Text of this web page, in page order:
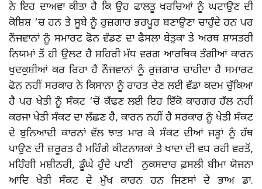
ਨੇ ਇਹ ਦਾਅਵਾ ਕੀਤਾ ਹੈ ਕਿ ਉਹ ਫਾਲਤੂ ਖਰਚਿਆਂ ਨੂੰ ਘਟਾਉਣ ਦੀ
ਕੋਸ਼ਿਸ਼ ‘ਚ ਹਨ ਤੇ ਸੂਬੇ ਨੂੰ ਰੁਜ਼ਗਾਰ ਭਰਪੂਰ ਬਣਾਉਣਾ ਚਾਹੁੰਦੇ ਹਨ ਪਰ
ਨੌਜਵਾਨਾਂ ਨੂੰ ਸਮਾਰਟ ਫੋਨ ਵੰਡਣ ਦਾ ਫੈਸਲਾ ਬੇਤੁਕਾ ਤੇ ਅਰਥ ਸ਼ਾਸਤਰੀ
ਨਿਯਮਾਂ ਤੋਂ ਹੀ ਉਲਟ ਹੈ ਸ਼ਹਿਰੀ ਮੱਧ ਵਰਗ ਆਰਥਿਕ ਤੰਗੀਆਂ ਕਾਰਨ
ਖੁਦਕੁਸ਼ੀਆਂ ਕਰ ਰਿਹਾ ਹੈ ਨੌਜਵਾਨਾਂ ਨੂੰ ਰੁਜ਼ਗਾਰ ਚਾਹੀਦਾ ਹੈ ਸਮਾਰਟ
ਫੋਨ ਨਹੀਂ ਸਰਕਾਰ ਨੇ ਕਿਸਾਨਾਂ ਨੂੰ ਰਾਹਤ ਦੇਣ ਲਈ ਵੱਡਾ ਕਦਮ ਚੁੱਕਿਆ
ਹੈ ਪਰ ਖੇਤੀ ਨੂੰ ਸੰਕਟ ‘ਚੋਂ ਕੱਢਣ ਲਈ ਇਹ ਇੱਕੋ ਕਾਰਗਰ ਹੱਲ ਨਹੀਂ
ਕਰਜਾ ਖੇਤੀ ਸੰਕਟ ਦਾ ਲੱਛਣ ਹੈ, ਕਾਰਨ ਨਹੀਂ ਹੈ ਸਰਕਾਰ ਨੂੰ ਖੇਤੀ ਸੰਕਟ
ਦੇ ਬੁਨਿਆਦੀ ਕਾਰਨਾਂ ਵੱਲ ਝਾਤ ਮਾਰ ਕੇ ਸੰਕਟ ਦੀਆਂ ਜੜ੍ਹਾਂ ਨੂੰ ਹੱਥ
ਪਾਉਣ ਦੀ ਜ਼ਰੂਰਤ ਹੈ ਮਹਿੰਗੇ ਕੀਟਨਾਸ਼ਕਾਂ ਤੇ ਖਾਦਾਂ ਦੀ ਵਧ ਰਹੀ ਵਰਤੋਂ,
ਮਹਿੰਗੀ ਮਸ਼ੀਨਰੀ, ਡੂੰਘੇ ਹੁੰਦੇ ਪਾਣੀ ਨੁਕਸਦਾਰ ਫ਼ਸਲੀ ਬੀਮਾ ਯੋਜਨਾ
ਆਦਿ ਖੇਤੀ ਸੰਕਟ ਦੇ ਮੁੱਖ ਕਾਰਨ ਹਨ ਜਿਣਸਾਂ ਦੇ ਭਾਅ ਡਾ.